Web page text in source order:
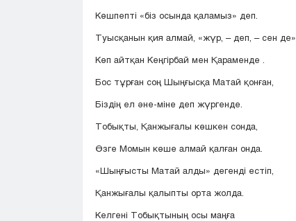
Көшпепті «біз осында қаламыз» деп.
Туысқанын қия алмай, «жүр, – деп, – сен де»,
Көп айтқан Кеңгірбай мен Қараменде .
Бос тұрған соң Шыңғысқа Матай қонған,
Біздің ел әне-міне деп жүргенде.
Тобықты, Қанжығалы көшкен сонда,
Өзге Момын көше алмай қалған онда.
«Шыңғысты Матай алды» дегенді естіп,
Қанжығалы қалыпты орта жолда.
Келгені Тобықтының осы маңға